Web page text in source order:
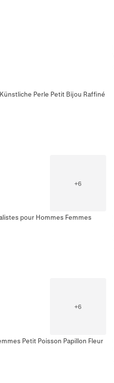
Perle Petit Bijou Raffiné
+6
pour Hommes Femmes
+6
Petit Poisson Papillon Fleur